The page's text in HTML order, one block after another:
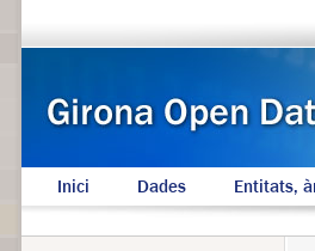
Inici Dades Entitats,